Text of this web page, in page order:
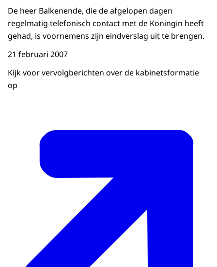
De heer Balkenende, die de afgelopen dagen
regelmatig telefonisch contact met de Koningin heeft
gehad, is voornemens zijn eindverslag uit te brengen.
21 februari 2007
Kijk voor vervolgberichten over de kabinetsformatie
op